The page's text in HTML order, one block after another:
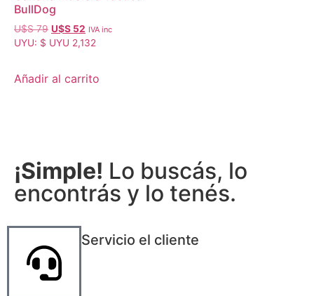
BullDog
U$S79 U$S 52 IVA inc
UYU: $ UYU 2,132
Añadir al carrito
¡Simple! Lo buscás, lo
encontrás y lo tenés.
Servicio el cliente